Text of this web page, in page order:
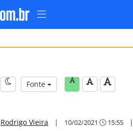
Fonte
Rodrigo Vieira | 10/02/2021 15:55